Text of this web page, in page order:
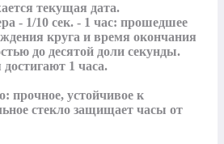
текущая дата.
- 1/10 сек. - 1 час: прошедшее
круга и время окончания
до десятой доли секунды.
1 часа.
прочное, устойчивое к
стекло защищает часы от